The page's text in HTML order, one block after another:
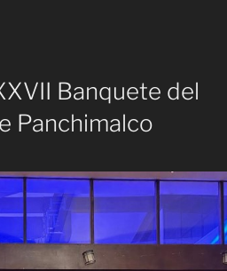
Banquete del
Panchimalco